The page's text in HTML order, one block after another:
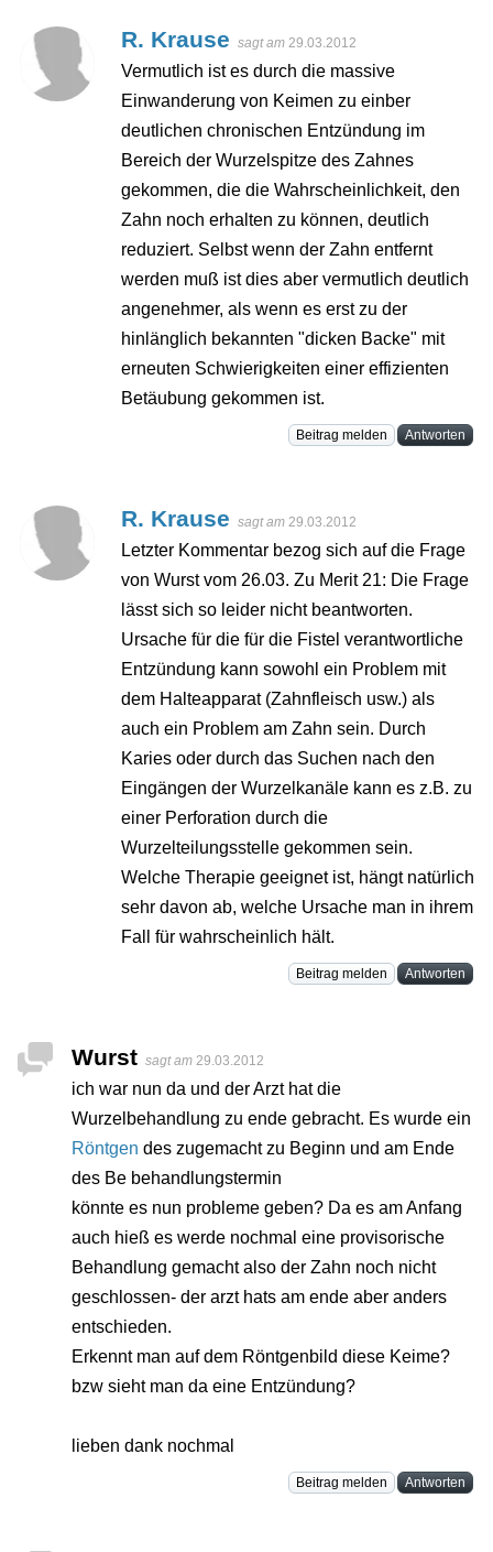
R. Krause sagt am 29.03.2012
Vermutlich ist es durch die massive
Einwanderung von Keimen zu einber
deutlichen chronischen Entzündung im
Bereich der Wurzelspitze des Zahnes
gekommen, die die Wahrscheinlichkeit, den
Zahn noch erhalten zu können, deutlich
reduziert. Selbst wenn der Zahn entfernt
werden muß ist dies aber vermutlich deutlich
angenehmer, als wenn es erst zu der
hinlänglich bekannten "dicken Backe" mit
erneuten Schwierigkeiten einer effizienten
Betäubung gekommen ist.
Beitrag melden Antworten
R. Krause sagt am 29.03.2012
Letzter Kommentar bezog sich auf die Frage
von Wurst vom 26.03. Zu Merit 21: Die Frage
lässt sich so leider nicht beantworten.
Ursache für die für die Fistel verantwortliche
Entzündung kann sowohl ein Problem mit
dem Halteapparat (Zahnfleisch usw.) als
auch ein Problem am Zahn sein. Durch
Karies oder durch das Suchen nach den
Eingängen der Wurzelkanäle kann es z.B. zu
einer Perforation durch die
Wurzelteilungsstelle gekommen sein.
Welche Therapie geeignet ist, hängt natürlich
sehr davon ab, welche Ursache man in ihrem
Fall für wahrscheinlich hält.
Beitrag melden Antworten
Wurst sagt am 29.03.2012
ich war nun da und der Arzt hat die
Wurzelbehandlung zu ende gebracht. Es wurde ein
Röntgen des zugemacht zu Beginn und am Ende
des Be behandlungstermin
könnte es nun probleme geben? Da es am Anfang
auch hieß es werde nochmal eine provisorische
Behandlung gemacht also der Zahn noch nicht
geschlossen- der arzt hats am ende aber anders
entschieden.
Erkennt man auf dem Röntgenbild diese Keime?
bzw sieht man da eine Entzündung?
lieben dank nochmal
Beitrag melden Antworten